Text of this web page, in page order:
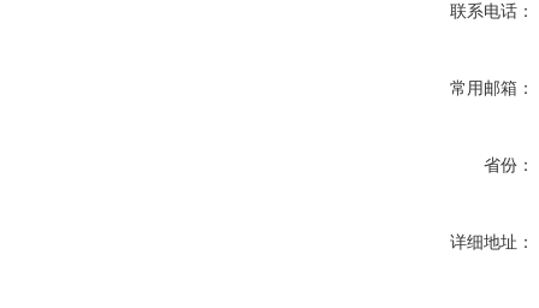
联系电话：
常用邮箱：
省份：
详细地址：